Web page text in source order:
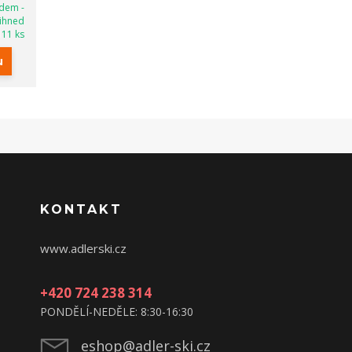
-
ks
KONTAKT
www.adlerski.cz
+420 724 238 314
PONDĚLÍ-NEDĚLE: 8:30-16:30
eshop@adler-ski.cz